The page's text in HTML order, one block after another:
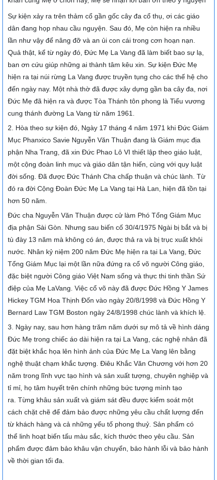
Sự kiện xảy ra trên thảm cổ gần gốc cây đa cổ thụ, ơi các giáo
dân đang họp nhau cầu nguyện. Sau đó, Mẹ còn hiện ra nhiều
lần như vậy để nâng đỡ và an ủi con cái trong cơn hoạn nạn.
Quả thật, kể từ ngày đó, Đức Mẹ La Vang đã làm biết bao sự lạ,
ban ơn cứu giúp những ai thành tâm kêu xin. Sự kiện Đức Mẹ
hiện ra tại núi rừng La Vang được truyền tụng cho các thế hệ cho
đến ngày nay. Một nhà thờ đã được xây dựng gần ba cây đa, nơi
Đức Mẹ đã hiện ra và được Tòa Thánh tôn phong là Tiểu vương
cung thánh đường La Vang từ năm 1961.
2. Hòa theo sự kiện đó, Ngày 17 tháng 4 năm 1971 khi Đức Giám
Mục Phanxico Savie Nguyễn Văn Thuận đang là Giám mục địa
phận Nha Trang, đã xin Đức Phao Lô VI thiết lập theo giáo luật,
một cộng đoàn linh mục và giáo dân tận hiến, cùng với quy luật
đời sống. Đã được Đức Thánh Cha chấp thuận và chúc lành. Từ
đó ra đời Cộng Đoàn Đức Mẹ La Vang tại Hà Lan, hiện đã tồn tại
hơn 50 năm.
Đức cha Nguyễn Văn Thuận được cử làm Phó Tổng Giám Mục
địa phận Sài Gòn. Nhưng sau biến cố 30/4/1975 Ngài bị bắt và bị
tù đày 13 năm mà không có án, được thả ra và bị trục xuất khỏi
nước. Nhân kỷ niệm 200 năm Đức Mẹ hiện ra tại La Vang, Đức
Tổng Giám Mục lại một lần nữa đứng ra cổ võ người Công giáo,
đặc biệt người Công giáo Việt Nam sống và thực thi tinh thần Sứ
điệp của Mẹ LaVang. Việc cổ võ này đã được Đức Hồng Y James
Hickey TGM Hoa Thịnh Đốn vào ngày 20/8/1998 và Đức Hồng Y
Bernard Law TGM Boston ngày 24/8/1998 chúc lành và khích lệ.
3. Ngày nay, sau hơn hàng trăm năm dưới sự mô tả về hình dáng
Đức Mẹ trong chiếc áo dài hiện ra tại La Vang, các nghệ nhân đã
đặt biệt khắc họa lên hình ảnh của Đức Mẹ La Vang lên bằng
nghệ thuật chạm khắc tượng. Điêu Khắc Văn Chương với hơn 20
năm trong lĩnh vực tạo hình và sản xuất tượng, chuyên nghiệp và
tỉ mỉ, họ tâm huyết trên chính những bức tượng mình tạo
ra. Từng khâu sản xuất và giám sát đều được kiểm soát một
cách chặt chẽ để đảm bảo được những yêu cầu chất lượng đến
từ khách hàng và cả những yếu tố phong thuỷ. Sản phẩm có
thể linh hoạt biến tấu màu sắc, kích thước theo yêu cầu. Sản
phẩm được đảm bảo khâu vận chuyển, bảo hành lỗi và bảo hành
về thời gian tối đa.